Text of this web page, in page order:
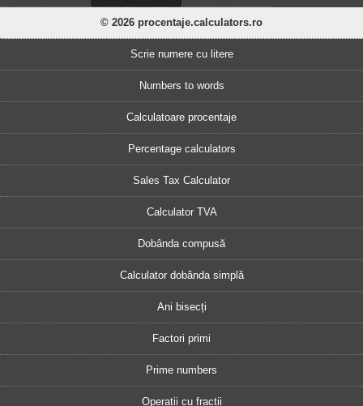
© 2026 procentaje.calculators.ro
Scrie numere cu litere
Numbers to words
Calculatoare procentaje
Percentage calculators
Sales Tax Calculator
Calculator TVA
Dobânda compusă
Calculator dobânda simplă
Ani bisecți
Factori primi
Prime numbers
Operații cu fracții